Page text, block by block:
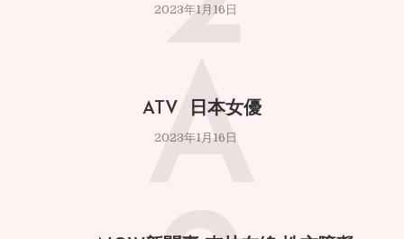
2023年1月16日
ATV 日本女優
2023年1月16日
A